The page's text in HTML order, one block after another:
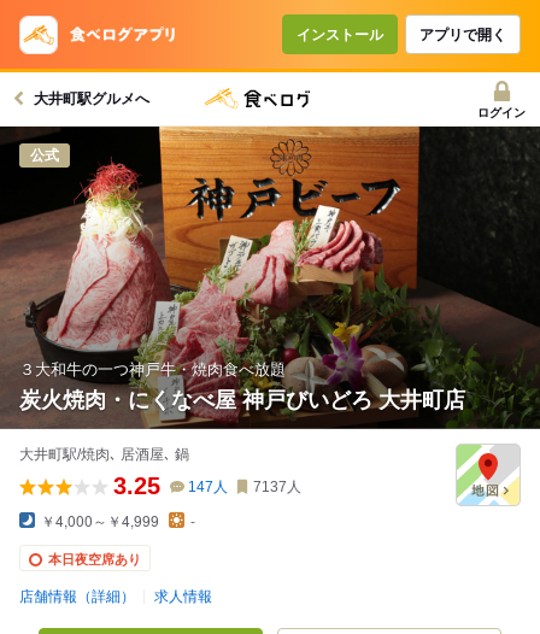
インストール アプリで開く
大井町駅グルメへ
ログイン
公式
３大和牛の一つ神戸牛・焼肉食べ放題
炭火焼肉・にくなべ屋 神戸びいどろ 大井町店
大井町駅/焼肉､ 居酒屋､ 鍋
3.25 147 人 7137 人
￥4,000～￥4,999 -
本日夜空席あり
店舗情報（詳細） 求人情報
コースで使えるクーポン
戻る
クーポンを利用せず予約する